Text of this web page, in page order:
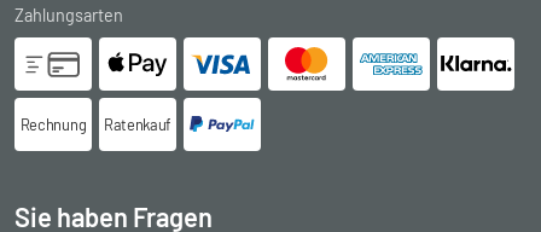
Zahlungsarten
Rechnung Ratenkauf
Sie haben Fragen